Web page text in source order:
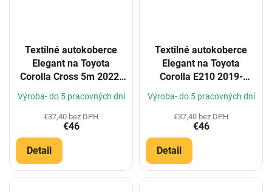
Textilné autokoberce
Elegant na Toyota
Corolla Cross 5m 2022-
(Konfigurátor)
Výroba- do 5 pracovných dní
€37,40 bez DPH
€46
Detail
Textilné autokoberce
Elegant na Toyota
Corolla E210 2019-
(Konfigurátor)
Výroba- do 5 pracovných dní
€37,40 bez DPH
€46
Detail